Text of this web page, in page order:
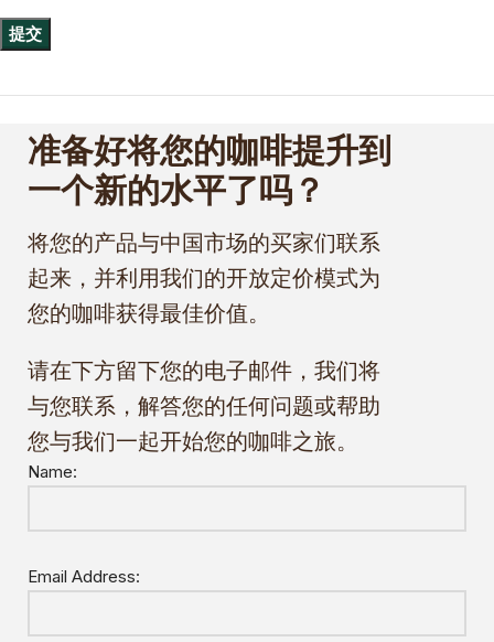
准备好将您的咖啡提升到
一个新的水平了吗？
将您的产品与中国市场的买家们联系
起来，并利用我们的开放定价模式为
您的咖啡获得最佳价值。
请在下方留下您的电子邮件，我们将
与您联系，解答您的任何问题或帮助
您与我们一起开始您的咖啡之旅。
Name:
Email Address: